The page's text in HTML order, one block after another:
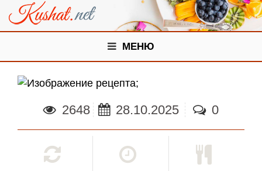
МЕНЮ
;
2648 28.10.2025 0